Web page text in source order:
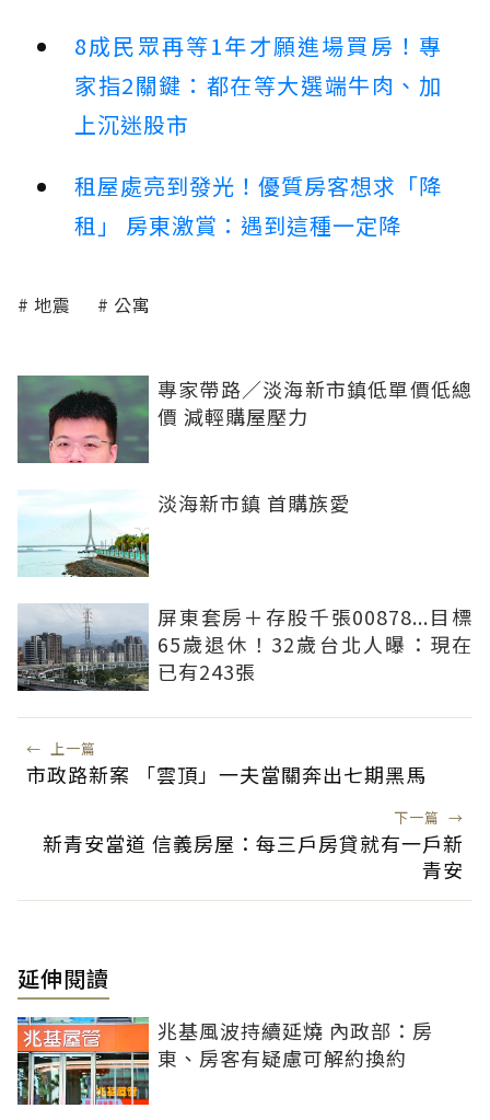
8成民眾再等1年才願進場買房！專
家指2關鍵：都在等大選端牛肉、加
上沉迷股市
租屋處亮到發光！優質房客想求「降
租」 房東激賞：遇到這種一定降
地震 公寓
專家帶路／淡海新市鎮低單價低總
價 減輕購屋壓力
淡海新市鎮 首購族愛
屏東套房＋存股千張00878...目標
65歲退休！32歲台北人曝：現在
已有243張
← 上一篇
市政路新案 「雲頂」一夫當關奔出七期黑馬
下一篇 →
新青安當道 信義房屋：每三戶房貸就有一戶新
青安
延伸閱讀
兆基風波持續延燒 內政部：房
東、房客有疑慮可解約換約